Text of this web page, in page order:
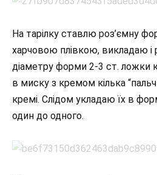
На тарілку ставлю роз’ємну
харчовою плівкою, викладаю і
діаметру форми 2-3 ст. ложки
в миску з кремом кілька
кремі. Слідом укладаю їх в
один до одного.